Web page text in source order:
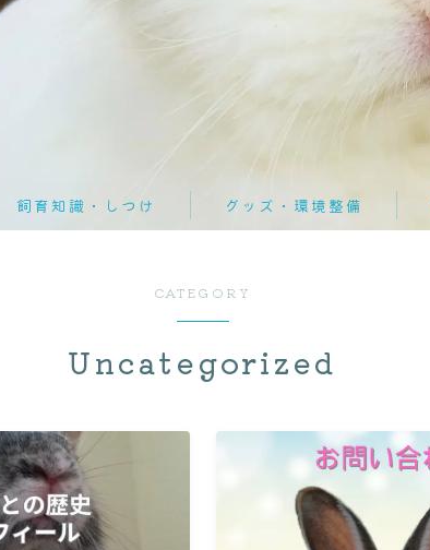
飼育知識・しつけ
習性・行動学
グッズ・環境整備
夏対策
グッズ・環境整備
冬対策
食べ物・レシピ
レシピ
健康・ケア
ケア方法
病気・症状
CATEGORY
Uncategorized